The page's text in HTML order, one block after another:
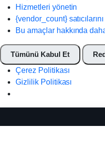
Hizmetleri yönetin
{vendor_count}
Bu amaçlar hakkında
Tümünü Kabul Et
Çerez Politikası
Gizlilik Politikası